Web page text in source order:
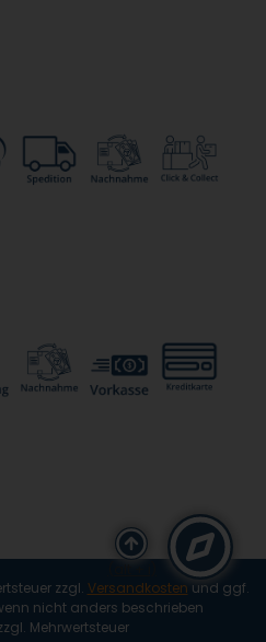
zzgl. Versandkosten und ggf.
nicht anders beschrieben
Mehrwertsteuer